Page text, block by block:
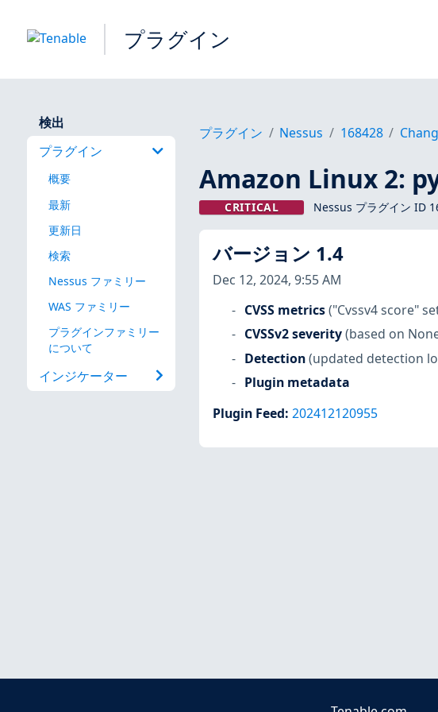
プラグイン
検出
プラグイン
概要
最新
更新日
検索
Nessus ファミリー
WAS ファミリー
プラグインファミリー
について
インジケーター
プラグイン Nessus 168428
Amazon Linux 2:
CRITICAL Nessus プラグイン ID
バージョン 1.4
Dec 12, 2024, 9:55 AM
CVSS metrics ("Cvssv4 score"
CVSSv2 severity (based on
Detection (updated detection
Plugin metadata
Plugin Feed: 202412120955